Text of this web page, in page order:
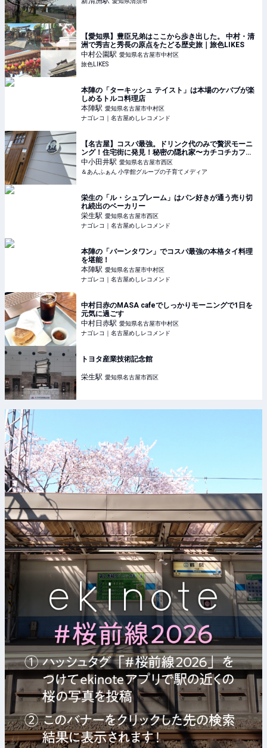
【愛知県】豊臣兄弟はここから歩き出した。 中村・清
洲で秀吉と秀長の原点をたどる歴史旅｜旅色LIKES
中村公園駅 愛知県名古屋市中村区
旅色LIKES
本陣の「ターキッシュ テイスト」は本場のケバブが楽
しめるトルコ料理店
本陣駅 愛知県名古屋市中村区
ナゴレコ｜名古屋めしレコメンド
【名古屋】コスパ最強。ドリンク代のみで贅沢モーニ
ング！住宅街に発見！秘密の隠れ家〜カチコチカフ
ェ〜 | &あんふぁん
中小田井駅 愛知県名古屋市西区
＆あんふぁん 小学館グループの子育てメディア
栄生の「ル・シュプレーム」はパン好きが通う売り切
れ続出のベーカリー
栄生駅 愛知県名古屋市西区
ナゴレコ｜名古屋めしレコメンド
本陣の「バーンタワン」でコスパ最強の本格タイ料理
を堪能！
本陣駅 愛知県名古屋市中村区
ナゴレコ｜名古屋めしレコメンド
中村日赤のMASA cafeでしっかりモーニングで1日を
元気に過ごす
中村日赤駅 愛知県名古屋市中村区
ナゴレコ｜名古屋めしレコメンド
トヨタ産業技術記念館
栄生駅 愛知県名古屋市西区